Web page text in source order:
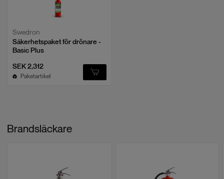
Swedron
Säkerhetspaket för drönare -
Basic Plus
SEK 2,312
Paketartikel
Brandsläckare